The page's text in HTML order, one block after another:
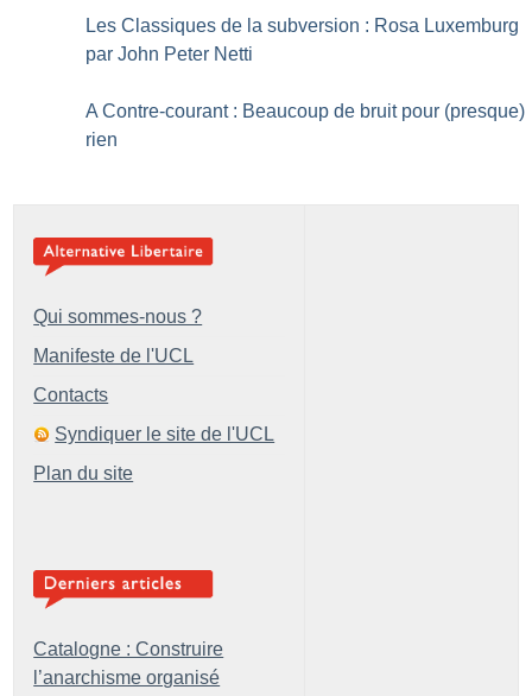
Les Classiques de la subversion : Rosa Luxemburg
par John Peter Netti
A Contre-courant : Beaucoup de bruit pour (presque)
rien
Qui sommes-nous ?
Manifeste de l'UCL
Contacts
Syndiquer le site de l'UCL
Plan du site
Catalogne : Construire
l’anarchisme organisé